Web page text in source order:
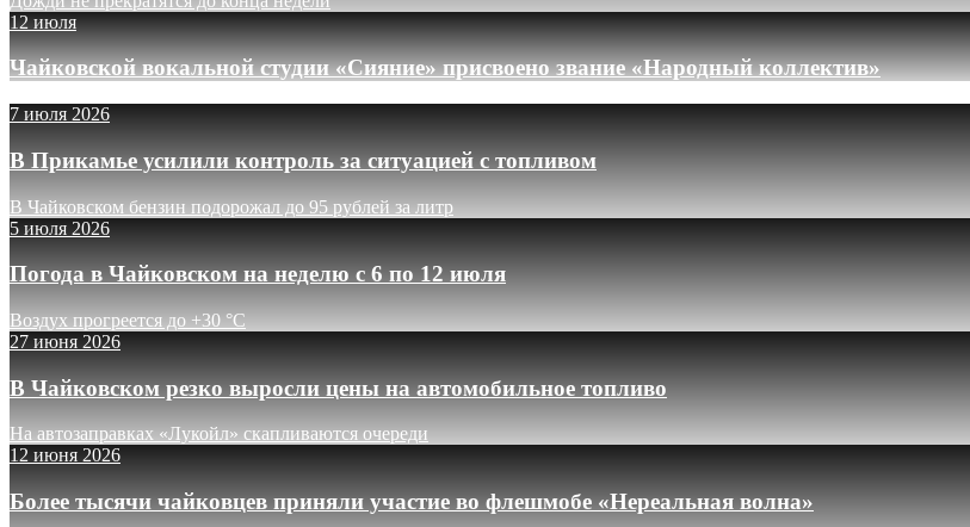
12 июля
Чайковской вокальной студии «Сияние» присвоено звание «Народный коллектив»
7 июля 2026
В Прикамье усилили контроль за ситуацией с топливом
В Чайковском бензин подорожал до 95 рублей за литр
5 июля 2026
Погода в Чайковском на неделю с 6 по 12 июля
Воздух прогреется до +30 °C
27 июня 2026
В Чайковском резко выросли цены на автомобильное топливо
На автозаправках «Лукойл» скапливаются очереди
12 июня 2026
Более тысячи чайковцев приняли участие во флешмобе «Нереальная волна»